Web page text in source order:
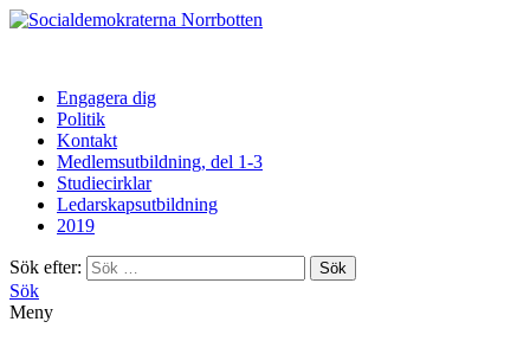
Norrbotten
Engagera dig
Politik
Kontakt
Medlemsutbildning, del 1-3
Studiecirklar
Ledarskapsutbildning
2019
Sök efter:
Sök
Meny